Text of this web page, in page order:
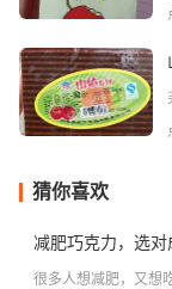
猜你喜欢
减肥巧克力，选
很多人想减肥，又想